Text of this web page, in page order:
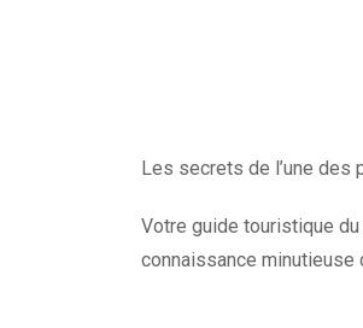
Les secrets de l’une des
Votre guide touristique
connaissance